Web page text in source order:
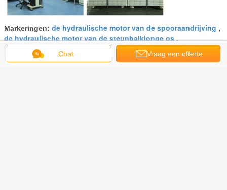
Markeringen: de hydraulische motor van de spooraandrijving ,
de hydraulische motor van de steunbalkjonge os,
de hydraulische motor van de wielaandrijving
Chat Vraag een offerte